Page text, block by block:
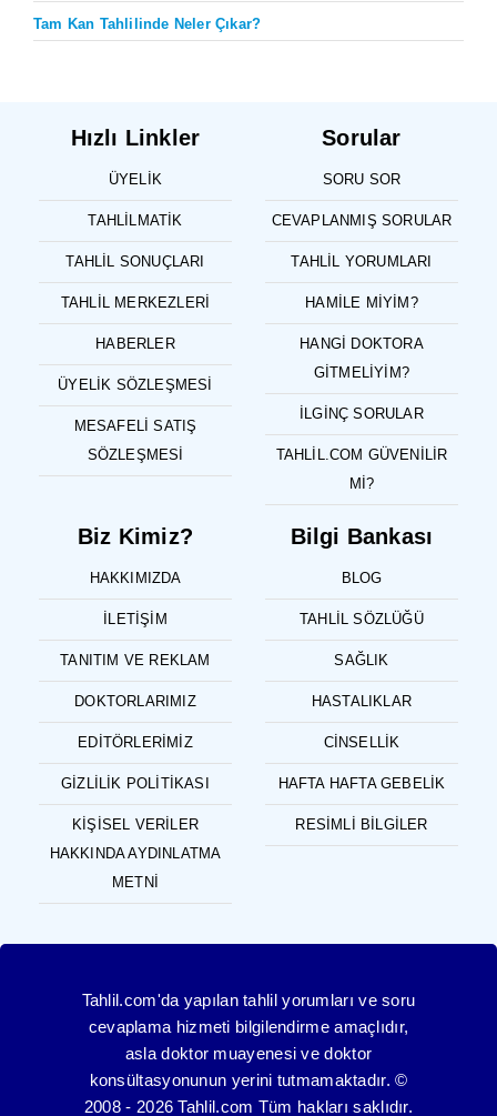
Tam Kan Tahlilinde Neler Çıkar?
Hızlı Linkler
ÜYELIK
TAHLILMATIK
TAHLIL SONUÇLARI
TAHLIL MERKEZLERI
HABERLER
ÜYELIK SÖZLEŞMESI
MESAFELI SATIŞ
SÖZLEŞMESI
Sorular
SORU SOR
CEVAPLANMIŞ SORULAR
TAHLIL YORUMLARI
HAMILE MIYIM?
HANGI DOKTORA
GITMELIYIM?
İLGINÇ SORULAR
TAHLIL.COM GÜVENILIR
MI?
Biz Kimiz?
HAKKIMIZDA
İLETIŞIM
TANITIM VE REKLAM
DOKTORLARIMIZ
EDITÖRLERIMIZ
GIZLILIK POLITIKASI
KIŞISEL VERILER
HAKKINDA AYDINLATMA
METNI
Bilgi Bankası
BLOG
TAHLIL SÖZLÜĞÜ
SAĞLIK
HASTALIKLAR
CINSELLIK
HAFTA HAFTA GEBELIK
RESIMLI BILGILER
Tahlil.com'da yapılan tahlil yorumları ve soru
cevaplama hizmeti bilgilendirme amaçlıdır,
asla doktor muayenesi ve doktor
konsültasyonunun yerini tutmamaktadır. ©
2008 - 2026 Tahlil.com Tüm hakları saklıdır.